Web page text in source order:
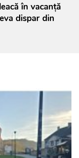
în vacanță
dispar din